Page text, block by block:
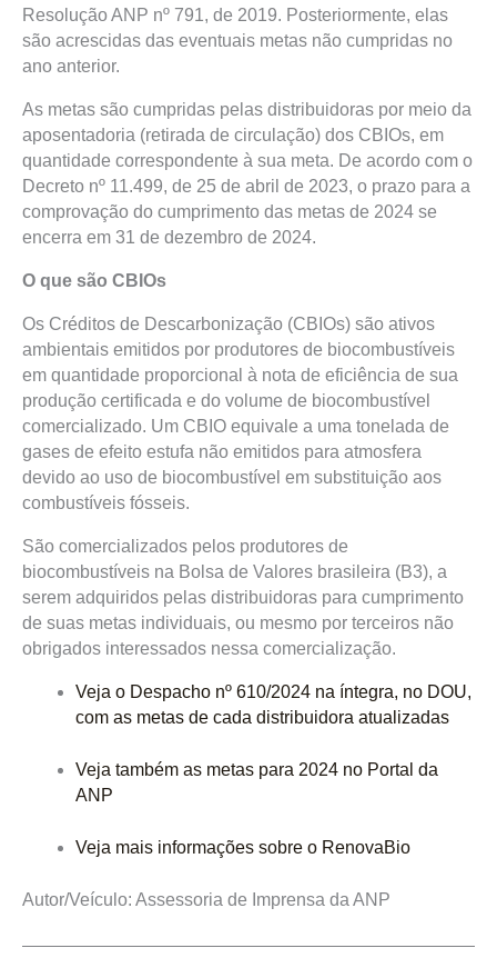
Resolução ANP nº 791, de 2019. Posteriormente, elas
são acrescidas das eventuais metas não cumpridas no
ano anterior.
As metas são cumpridas pelas distribuidoras por meio da
aposentadoria (retirada de circulação) dos CBIOs, em
quantidade correspondente à sua meta. De acordo com o
Decreto nº 11.499, de 25 de abril de 2023, o prazo para a
comprovação do cumprimento das metas de 2024 se
encerra em 31 de dezembro de 2024.
O que são CBIOs
Os Créditos de Descarbonização (CBIOs) são ativos
ambientais emitidos por produtores de biocombustíveis
em quantidade proporcional à nota de eficiência de sua
produção certificada e do volume de biocombustível
comercializado. Um CBIO equivale a uma tonelada de
gases de efeito estufa não emitidos para atmosfera
devido ao uso de biocombustível em substituição aos
combustíveis fósseis.
São comercializados pelos produtores de
biocombustíveis na Bolsa de Valores brasileira (B3), a
serem adquiridos pelas distribuidoras para cumprimento
de suas metas individuais, ou mesmo por terceiros não
obrigados interessados nessa comercialização.
Veja o Despacho nº 610/2024 na íntegra, no DOU,
com as metas de cada distribuidora atualizadas
Veja também as metas para 2024 no Portal da
ANP
Veja mais informações sobre o RenovaBio
Autor/Veículo: Assessoria de Imprensa da ANP